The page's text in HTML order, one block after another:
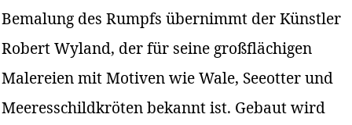
Bemalung des Rumpfs übernimmt der Künstler
Robert Wyland, der für seine großflächigen
Malereien mit Motiven wie Wale, Seeotter und
Meeresschildkröten bekannt ist. Gebaut wird